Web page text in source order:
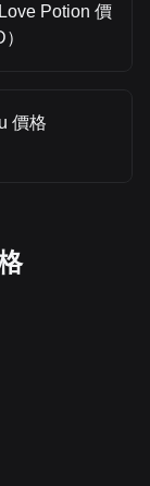
Potion 價
價格